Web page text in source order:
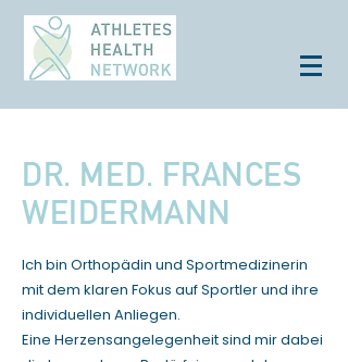
DR. MED. FRANCES
WEIDERMANN
Ich bin Orthopädin und Sportmedizinerin
mit dem klaren Fokus auf Sportler und ihre
individuellen Anliegen.
Eine Herzensangelegenheit sind mir dabei